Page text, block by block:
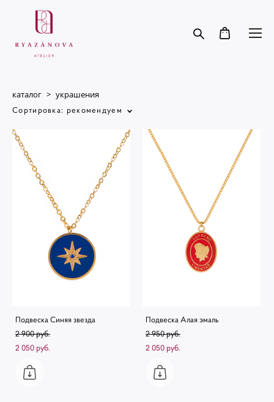
каталог > украшения
Сортировка: рекомендуем
Подвеска Синяя звезда
2 900 pуб.
2 050 pуб.
Подвеска Алая эмаль
2 950 pуб.
2 050 pуб.